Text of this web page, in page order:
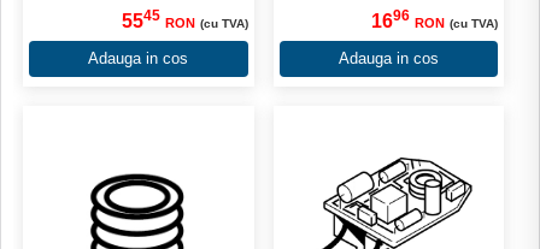
5545 RON (cu TVA)
Adauga in cos
1696 RON (cu TVA)
Adauga in cos